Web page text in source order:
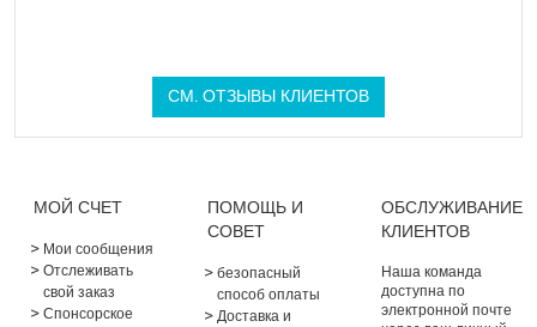
СМ. ОТЗЫВЫ КЛИЕНТОВ
МОЙ СЧЕТ
Мои сообщения
Отслеживать
свой заказ
Спонсорское
ПОМОЩЬ И
СОВЕТ
безопасный
способ оплаты
Доставка и
ОБСЛУЖИВАНИЕ
КЛИЕНТОВ
Наша команда
доступна по
электронной почте